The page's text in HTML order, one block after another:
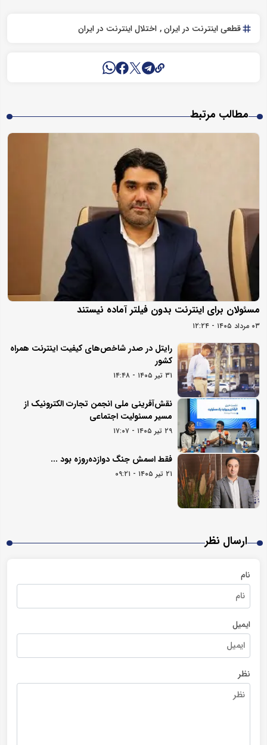
قطعی اینترنت در ایران اختلال اینترنت در ایران
مطالب مرتبط
مسئولان برای اینترنت بدون فیلتر آماده نیستند
۰۳ مرداد ۱۴۰۵ - ۱۲:۲۴
رایتل در صدر شاخص‌های کیفیت اینترنت همراه
کشور
۳۱ تیر ۱۴۰۵ - ۱۴:۴۸
نقش‌آفرینی ملی انجمن تجارت الکترونیک از
مسیر مسئولیت اجتماعی
۲۹ تیر ۱۴۰۵ - ۱۷:۰۷
فقط اسمش جنگ دوازده‌روزه بود ...
۲۱ تیر ۱۴۰۵ - ۰۹:۲۱
ارسال نظر
نام
ایمیل
نظر